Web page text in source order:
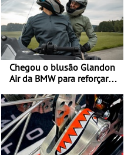
Chegou o blusão Glandon
Air da BMW para reforçar
verão